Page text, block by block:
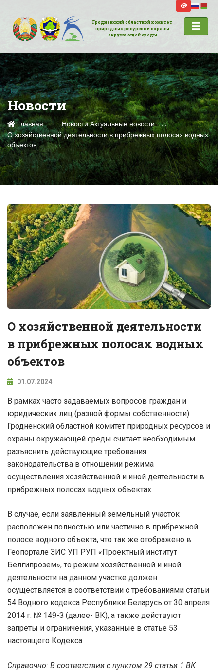
Гродненский областной комитет
природных ресурсов и охраны
окружающей среды
Новости
Главная Новости Актуальные новости
О хозяйственной деятельности в прибрежных полосах водных
объектов
О хозяйственной деятельности
в прибрежных полосах водных
объектов
01.07.2024
В рамках часто задаваемых вопросов граждан и
юридических лиц (разной формы собственности)
Гродненский областной комитет природных ресурсов и
охраны окружающей среды считает необходимым
разъяснить действующие требования
законодательства в отношении режима
осуществления хозяйственной и иной деятельности в
прибрежных полосах водных объектах.
В случае, если заявленный земельный участок
расположен полностью или частично в прибрежной
полосе водного объекта, что так же отображено в
Геопортале ЗИС УП РУП «Проектный институт
Белгипрозем», то режим хозяйственной и иной
деятельности на данном участке должен
осуществляется в соответствии с требованиями статьи
54 Водного кодекса Республики Беларусь от 30 апреля
2014 г. № 149-З (далее- ВК), а также действуют
запреты и ограничения, указанные в статье 53
настоящего Кодекса.
Справочно: В соответствии с пунктом 29 статьи 1 ВК